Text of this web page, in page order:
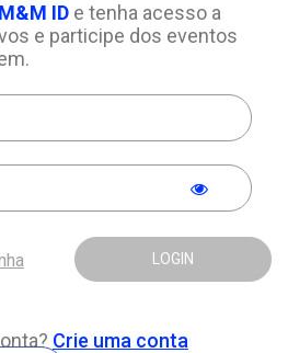
M&M IDe tenha acesso a
e participe dos eventos
LOGIN
Crie uma conta